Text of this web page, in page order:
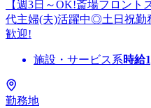
【週3日～OK!斎場フロント
代主婦(夫)活躍中◎土日祝勤
歓迎!
施設・サービス系時給
勤務地